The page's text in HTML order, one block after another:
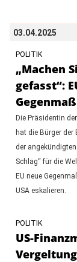
03.04.2025
POLITIK
„Machen
gefasst“:
Die Präsidentin
hat die Bürger der
der
Schlag“ für die
EU neue
USA eskalieren.
POLITIK
US-